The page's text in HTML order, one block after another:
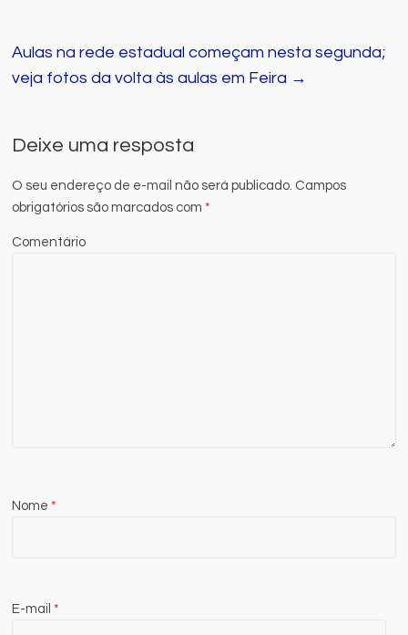
Aulas na rede estadual começam nesta segunda;
veja fotos da volta às aulas em Feira →
Deixe uma resposta
O seu endereço de e-mail não será publicado. Campos
obrigatórios são marcados com*
Comentário
Nome*
E-mail*